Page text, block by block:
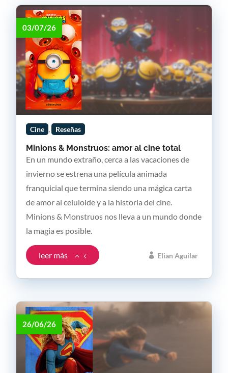
Minions & Monstruos: amor al cine total
Elian Aguilar
03/07/26
Cine , Reseñas
En un mundo extraño, cerca a las vacaciones de
invierno se estrena una película animada
franquicial que termina siendo una mágica carta
de amor al celuloide y a la historia del cine.
Minions & Monstruos nos lleva a un mundo donde
la magia es posible.
leer más
26/06/26